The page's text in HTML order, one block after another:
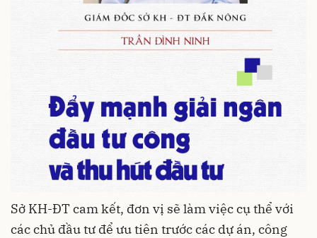
Sở KH-ĐT cam kết, đơn vị sẽ làm việc cụ thể với
các chủ đầu tư để ưu tiên trước các dự án, công